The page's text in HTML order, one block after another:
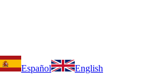
Español
English